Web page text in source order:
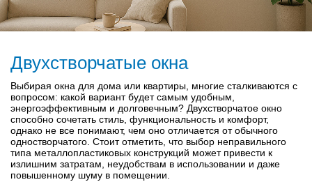
Двухстворчатые окна
Выбирая окна для дома или квартиры, многие сталкиваются с
вопросом: какой вариант будет самым удобным,
энергоэффективным и долговечным? Двухстворчатое окно
способно сочетать стиль, функциональность и комфорт,
однако не все понимают, чем оно отличается от обычного
одностворчатого. Стоит отметить, что выбор неправильного
типа металлопластиковых конструкций может привести к
излишним затратам, неудобствам в использовании и даже
повышенному шуму в помещении.